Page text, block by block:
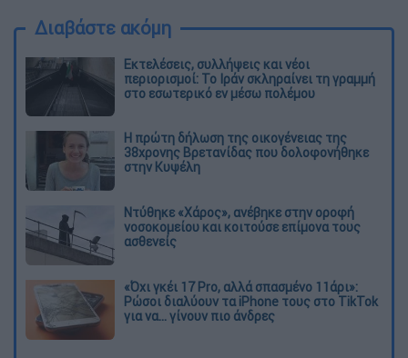
Διαβάστε ακόμη
Εκτελέσεις, συλλήψεις και νέοι
περιορισμοί: Το Ιράν σκληραίνει τη γραμμή
στο εσωτερικό εν μέσω πολέμου
Η πρώτη δήλωση της οικογένειας της
38χρονης Βρετανίδας που δολοφονήθηκε
στην Κυψέλη
Ντύθηκε «Χάρος», ανέβηκε στην οροφή
νοσοκομείου και κοιτούσε επίμονα τους
ασθενείς
«Όχι γκέι 17 Pro, αλλά σπασμένο 11άρι»:
Ρώσοι διαλύουν τα iPhone τους στο TikTok
για να... γίνουν πιο άνδρες